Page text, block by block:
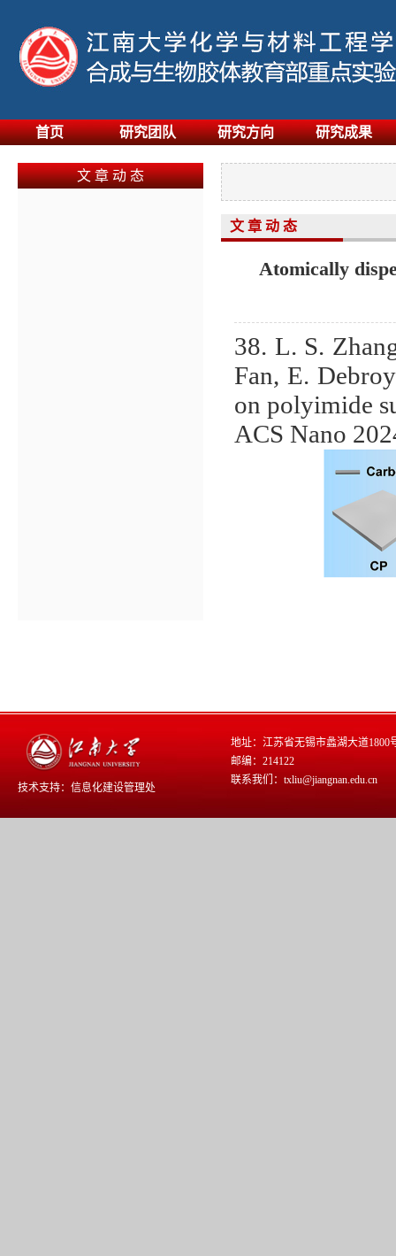
首页 研究团队 研究方向 研究成果
文 章 动 态
文 章 动 态
Atomically
38. L. S.
Fan, E.
on polyimide
ACS Nano
技术支持： 信息化建设管理处
地址：江苏省无锡市蠡湖大道1800
邮编：214122
联系我们：txliu@jiangnan.edu.cn